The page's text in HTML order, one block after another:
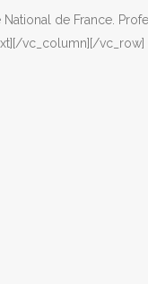
de France.
vc_column][/vc_row]